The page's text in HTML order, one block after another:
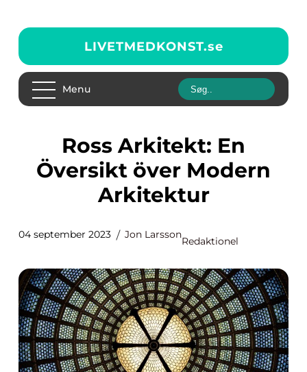
LIVETMEDKONST.se
Menu
Ross Arkitekt: En
Översikt över Modern
Arkitektur
04 september 2023 Jon Larsson
Redaktionel